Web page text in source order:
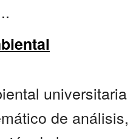
universitaria
de análisis,